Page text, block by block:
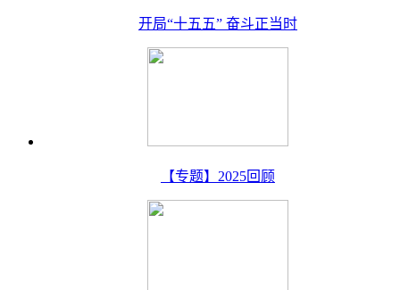
开局“十五五” 奋斗正当时
【专题】2025回顾